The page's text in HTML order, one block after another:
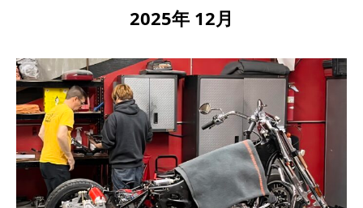
2025年 12月